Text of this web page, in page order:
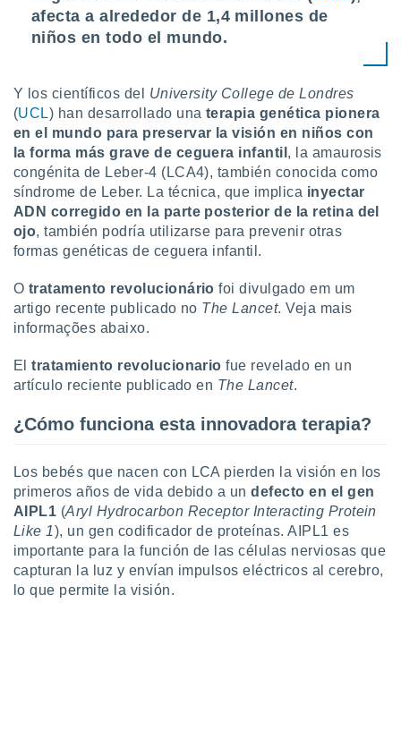
el sitio
se
para
ni para
o
aunque
Puedes
acceder a
web a
únicos
similares
como
sitio
IP
afecta a alrededor de 1,4 millones de
niños en todo el mundo.
Y los científicos del University College de Londres
(UCL) han desarrollado una terapia genética pionera
en el mundo para preservar la visión en niños con
la forma más grave de ceguera infantil , la amaurosis
congénita de Leber-4 (LCA4), también conocida como
síndrome de Leber. La técnica, que implica inyectar
ADN corregido en la parte posterior de la retina del
ojo, también podría utilizarse para prevenir otras
formas genéticas de ceguera infantil.
O tratamento revolucionário foi divulgado em um
artigo recente publicado no The Lancet. Veja mais
informações abaixo.
Eltratamiento revolucionario fue revelado en un
artículo reciente publicado en The Lancet.
¿Cómo funciona esta innovadora terapia?
Los bebés que nacen con LCA pierden la visión en los
primeros años de vida debido a undefecto en el gen
AIPL1 (Aryl Hydrocarbon Receptor Interacting Protein
Like 1), un gen codificador de proteínas. AIPL1 es
importante para la función de las células nerviosas que
capturan la luz y envían impulsos eléctricos al cerebro,
lo que permite la visión.